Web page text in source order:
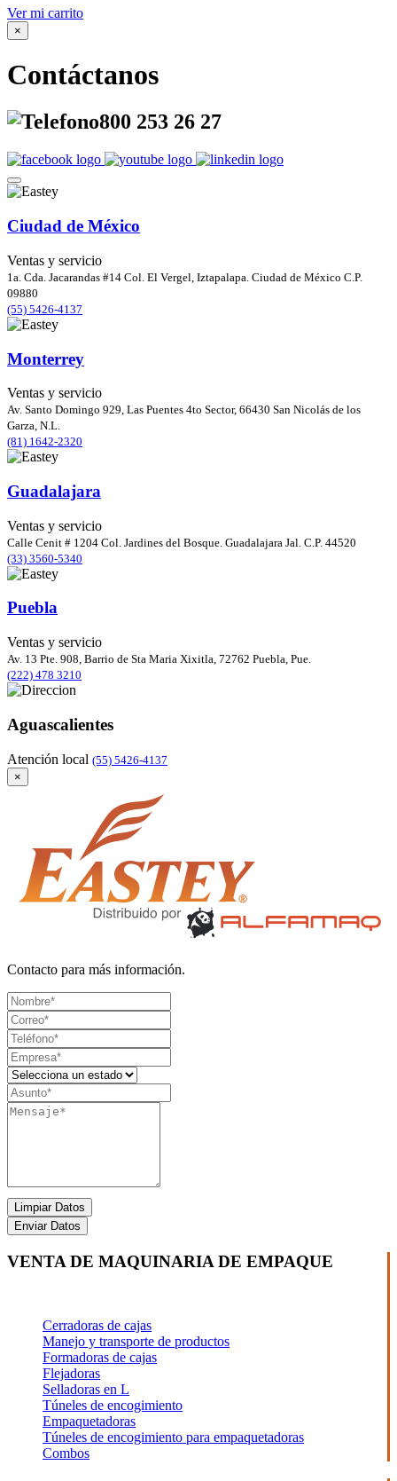
Ver mi carrito
×
Contáctanos
800 253 26 27
Ciudad de México
Ventas y servicio
1a. Cda. Jacarandas #14 Col. El Vergel, Iztapalapa. Ciudad de México C.P.
09880
(55) 5426-4137
Monterrey
Ventas y servicio
Av. Santo Domingo 929, Las Puentes 4to Sector, 66430 San Nicolás de los
Garza, N.L.
(81) 1642-2320
Guadalajara
Ventas y servicio
Calle Cenit # 1204 Col. Jardines del Bosque. Guadalajara Jal. C.P. 44520
(33) 3560-5340
Puebla
Ventas y servicio
Av. 13 Pte. 908, Barrio de Sta Maria Xixitla, 72762 Puebla, Pue.
(222) 478 3210
Aguascalientes
Atención local (55) 5426-4137
×
Contacto para más información.
Limpiar Datos
Enviar Datos
VENTA DE MAQUINARIA DE EMPAQUE
Cerradoras de cajas
Manejo y transporte de productos
Formadoras de cajas
Flejadoras
Selladoras en L
Túneles de encogimiento
Empaquetadoras
Túneles de encogimiento para empaquetadoras
Combos